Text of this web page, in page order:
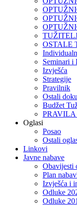
OSTALE
Seminari i
Izvješća
Strategije
Pravilnik
Ostali
Budžet
PRAVILA
Oglasi
Posao
Ostali
Linkovi
Javne nabave
Obavijesti
Plan
Izvješća i
Odluke
Odluke